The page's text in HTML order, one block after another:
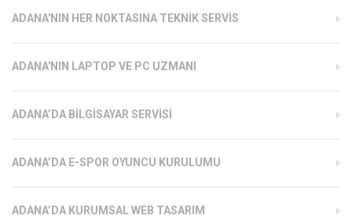
ADANA'NIN HER NOKTASINA TEKNIK SERVIS
ADANA'NIN LAPTOP VE PC UZMANI
ADANA’DA BILGISAYAR SERVISI
ADANA’DA E-SPOR OYUNCU KURULUMU
ADANA’DA KURUMSAL WEB TASARIM